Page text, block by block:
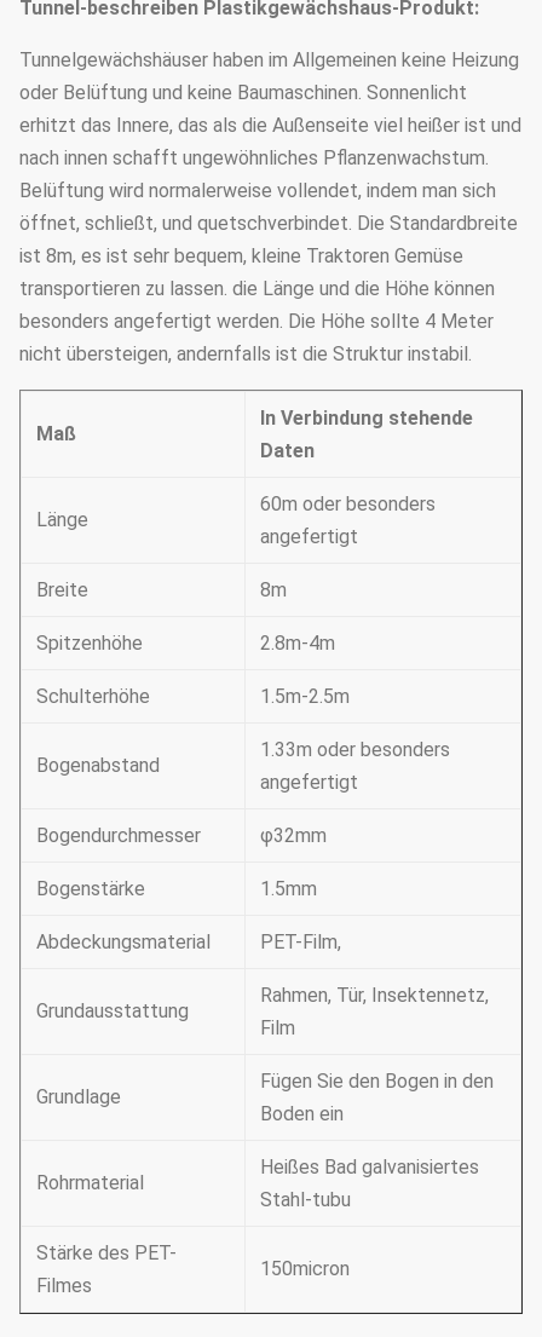
Tunnel- beschreiben Plastikgewächshaus- Produkt:
Tunnelgewächshäuser haben im Allgemeinen keine Heizung
oder Belüftung und keine Baumaschinen. Sonnenlicht
erhitzt das Innere, das als die Außenseite viel heißer ist und
nach innen schafft ungewöhnliches Pflanzenwachstum.
Belüftung wird normalerweise vollendet, indem man sich
öffnet, schließt, und quetschverbindet. Die Standardbreite
ist 8m, es ist sehr bequem, kleine Traktoren Gemüse
transportieren zu lassen. die Länge und die Höhe können
besonders angefertigt werden. Die Höhe sollte 4 Meter
nicht übersteigen, andernfalls ist die Struktur instabil.
Maß
In Verbindung stehende
Daten
Länge
60m oder besonders
angefertigt
Breite 8m
Spitzenhöhe 2.8m-4m
Schulterhöhe 1.5m-2.5m
Bogenabstand
1.33m oder besonders
angefertigt
Bogendurchmesser φ32mm
Bogenstärke 1.5mm
Abdeckungsmaterial PET-Film,
Grundausstattung
Rahmen, Tür, Insektennetz,
Film
Grundlage
Fügen Sie den Bogen in den
Boden ein
Rohrmaterial
Heißes Bad galvanisiertes
Stahl-tubu
Stärke des PET-
Filmes
150micron